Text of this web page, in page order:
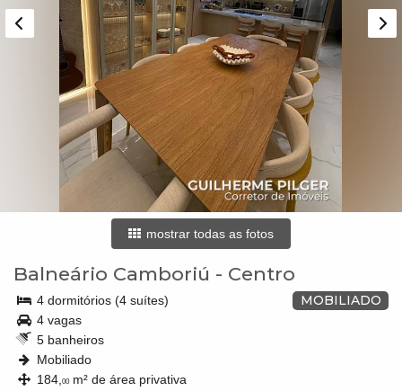
mostrar todas as fotos
Balneário Camboriú - Centro
MOBILIADO
4 dormitórios (4 suítes)
4 vagas
5 banheiros
Mobiliado
184, 00m² de área privativa